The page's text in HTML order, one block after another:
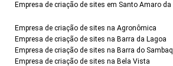
Empresa de criação de sites em Santo Amaro
Empresa de criação de sites na Agronômica
Empresa de criação de sites na Barra da Lagoa
Empresa de criação de sites na Barra do
Empresa de criação de sites na Bela Vista